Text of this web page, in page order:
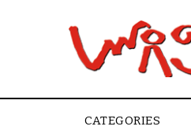
CATEGORIES